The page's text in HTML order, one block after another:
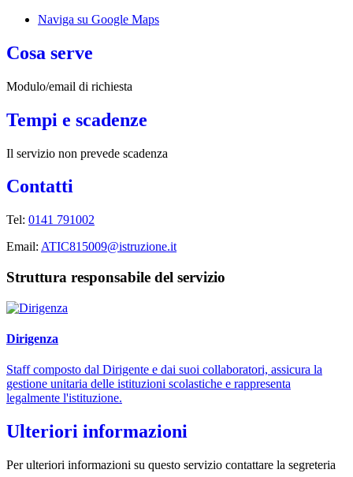
Naviga su Google Maps
Cosa serve
Modulo/email di richiesta
Tempi e scadenze
Il servizio non prevede scadenza
Contatti
Tel: 0141 791002
Email: ATIC815009@istruzione.it
Struttura responsabile del servizio
Dirigenza
Staff composto dal Dirigente e dai suoi collaboratori, assicura la
gestione unitaria delle istituzioni scolastiche e rappresenta
legalmente l'istituzione.
Ulteriori informazioni
Per ulteriori informazioni su questo servizio contattare la segreteria